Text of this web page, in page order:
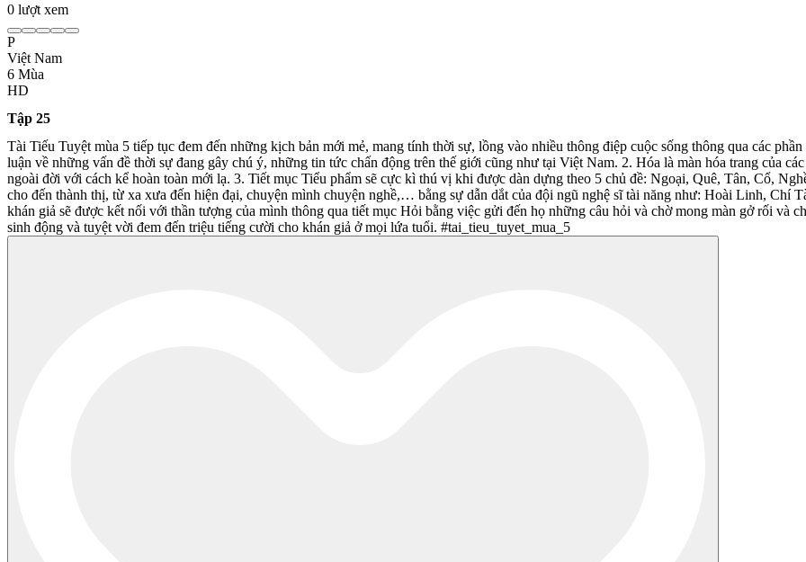
0 lượt xem
P
Việt Nam
6 Mùa
HD
Tập 25
Tài Tiếu Tuyệt mùa 5 tiếp tục đem đến những kịch bản mới mẻ, mang tính thời sự, lồng vào nhiều thông điệp cuộc sống thông qua các
luận về những vấn đề thời sự đang gây chú ý, những tin tức chấn động trên thế giới cũng như tại Việt Nam. 2. Hóa là màn hóa trang của
ngoài đời với cách kể hoàn toàn mới lạ. 3. Tiết mục Tiểu phẩm sẽ cực kì thú vị khi được dàn dựng theo 5 chủ đề: Ngoại, Quê, Tân, Cổ,
cho đến thành thị, từ xa xưa đến hiện đại, chuyện mình chuyện nghề,… bằng sự dẫn dắt của đội ngũ nghệ sĩ tài năng như: Hoài Linh,
khán giả sẽ được kết nối với thần tượng của mình thông qua tiết mục Hỏi bằng việc gửi đến họ những câu hỏi và chờ mong màn gở rối và
sinh động và tuyệt vời đem đến triệu tiếng cười cho khán giả ở mọi lứa tuổi. #tai_tieu_tuyet_mua_5